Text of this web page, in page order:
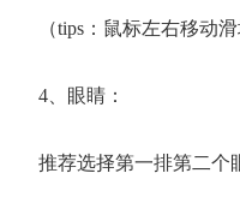
（tips：鼠标左右移动
4、眼睛：
推荐选择第一排第二个